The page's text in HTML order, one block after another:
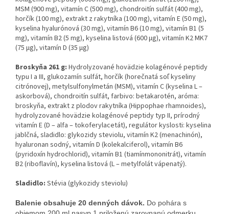
MSM (900 mg), vitamín C (500 mg), chondroitín sulfát (400 mg),
horčík (100 mg), extrakt z rakytníka (100 mg), vitamín E (50 mg),
kyselina hyalurónová (30 mg), vitamín B6 (10 mg), vitamín B1 (5
mg), vitamín B2 (5 mg), kyselina listová (600 µg), vitamín K2 MK7
(75 µg), vitamín D (35 µg)
Broskyňa 261 g: Hydrolyzované hovädzie kolagénové peptidy
typu I a III, glukozamín sulfát, horčík (horečnatá soľ kyseliny
citrónovej), metylsulfonylmetán (MSM), vitamín C (kyselina L –
askorbová), chondroitín sulfát, farbivo: betakarotén, aróma:
broskyňa, extrakt z plodov rakytníka (Hippophae rhamnoides),
hydrolyzované hovädzie kolagénové peptidy typ II, prírodný
vitamín E (D – alfa – tokoferylacetát), regulátor kyslosti: kyselina
jablčná, sladidlo: glykozidy steviolu, vitamín K2 (menachinón),
hyaluronan sodný, vitamín D (kolekalciferol), vitamín B6
(pyridoxín hydrochlorid), vitamín B1 (tiamínmononitrát), vitamín
B2 (riboflavín), kyselina listová (L – metylfolát vápenatý).
Sladidlo: Stévia (glykozidy steviolu)
Balenie obsahuje 20 denných dávok. Do pohára s